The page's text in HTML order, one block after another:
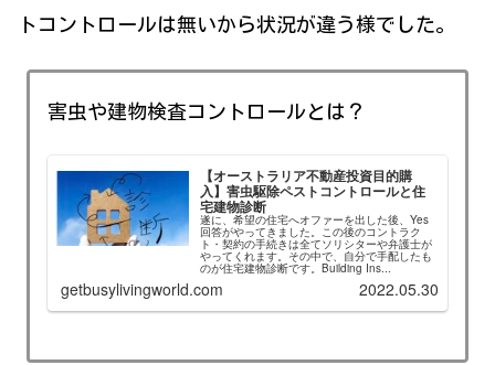
トコントロールは無いから状況が違う様でした。
害虫や建物検査コントロールとは？
【オーストラリア不動産投資目的購
入】害虫駆除ペストコントロールと住
宅建物診断
遂に、希望の住宅へオファーを出した後、Yes
回答がやってきました。この後のコントラク
ト・契約の手続きは全てソリシターや弁護士が
やってくれます。その中で、自分で手配したも
のが住宅建物診断です。Building Ins...
getbusylivingworld.com 2022.05.30